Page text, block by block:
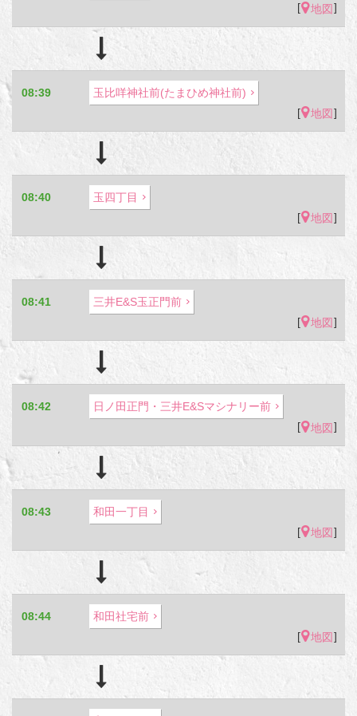
[
地図]
08:39
玉比咩神社前(たまひめ神社前)
[
地図]
08:40
玉四丁目
[
地図]
08:41
三井E&S玉正門前
[
地図]
08:42
日ノ田正門・三井E&Sマシナリー前
[
地図]
08:43
和田一丁目
[
地図]
08:44
和田社宅前
[
地図]